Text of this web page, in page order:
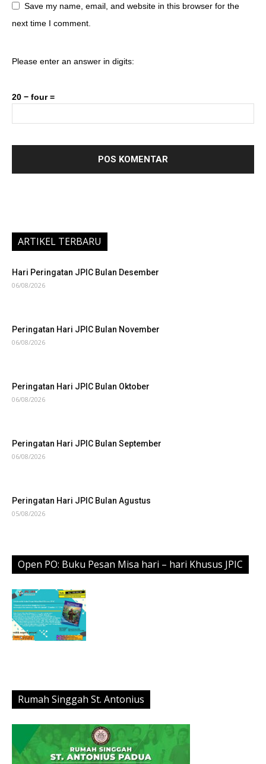
Save my name, email, and website in this browser for the
next time I comment.
Please enter an answer in digits:
20 − four =
ARTIKEL TERBARU
Hari Peringatan JPIC Bulan Desember
06/08/2026
Peringatan Hari JPIC Bulan November
06/08/2026
Peringatan Hari JPIC Bulan Oktober
06/08/2026
Peringatan Hari JPIC Bulan September
06/08/2026
Peringatan Hari JPIC Bulan Agustus
05/08/2026
Open PO: Buku Pesan Misa hari – hari Khusus JPIC
Rumah Singgah St. Antonius